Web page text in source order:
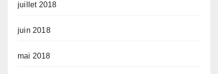
juillet 2018
juin 2018
mai 2018